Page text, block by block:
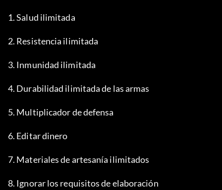
1. Salud ilimitada
2. Resistencia ilimitada
3. Inmunidad ilimitada
4. Durabilidad ilimitada de las armas
5. Multiplicador de defensa
6. Editar dinero
7. Materiales de artesanía ilimitados
8. Ignorar los requisitos de elaboración